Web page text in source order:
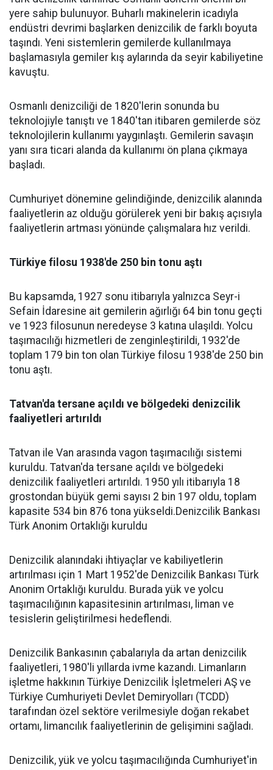
yere sahip bulunuyor. Buharlı makinelerin icadıyla
endüstri devrimi başlarken denizcilik de farklı boyuta
taşındı. Yeni sistemlerin gemilerde kullanılmaya
başlamasıyla gemiler kış aylarında da seyir kabiliyetine
kavuştu.
Osmanlı denizciliği de 1820'lerin sonunda bu
teknolojiyle tanıştı ve 1840'tan itibaren gemilerde söz
teknolojilerin kullanımı yaygınlaştı. Gemilerin savaşın
yanı sıra ticari alanda da kullanımı ön plana çıkmaya
başladı.
Cumhuriyet dönemine gelindiğinde, denizcilik alanında
faaliyetlerin az olduğu görülerek yeni bir bakış açısıyla
faaliyetlerin artması yönünde çalışmalara hız verildi.
Türkiye filosu 1938'de 250 bin tonu aştı
Bu kapsamda, 1927 sonu itibarıyla yalnızca Seyr-i
Sefain İdaresine ait gemilerin ağırlığı 64 bin tonu geçti
ve 1923 filosunun neredeyse 3 katına ulaşıldı. Yolcu
taşımacılığı hizmetleri de zenginleştirildi, 1932'de
toplam 179 bin ton olan Türkiye filosu 1938'de 250 bin
tonu aştı.
Tatvan'da tersane açıldı ve bölgedeki denizcilik
faaliyetleri artırıldı
Tatvan ile Van arasında vagon taşımacılığı sistemi
kuruldu. Tatvan'da tersane açıldı ve bölgedeki
denizcilik faaliyetleri artırıldı. 1950 yılı itibarıyla 18
grostondan büyük gemi sayısı 2 bin 197 oldu, toplam
kapasite 534 bin 876 tona yükseldi.Denizcilik Bankası
Türk Anonim Ortaklığı kuruldu
Denizcilik alanındaki ihtiyaçlar ve kabiliyetlerin
artırılması için 1 Mart 1952'de Denizcilik Bankası Türk
Anonim Ortaklığı kuruldu. Burada yük ve yolcu
taşımacılığının kapasitesinin artırılması, liman ve
tesislerin geliştirilmesi hedeflendi.
Denizcilik Bankasının çabalarıyla da artan denizcilik
faaliyetleri, 1980'li yıllarda ivme kazandı. Limanların
işletme hakkının Türkiye Denizcilik İşletmeleri AŞ ve
Türkiye Cumhuriyeti Devlet Demiryolları (TCDD)
tarafından özel sektöre verilmesiyle doğan rekabet
ortamı, limancılık faaliyetlerinin de gelişimini sağladı.
Denizcilik, yük ve yolcu taşımacılığında Cumhuriyet'in